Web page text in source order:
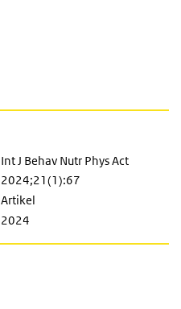
Int J Behav Nutr Phys Act
2024;21(1):67
Artikel
2024